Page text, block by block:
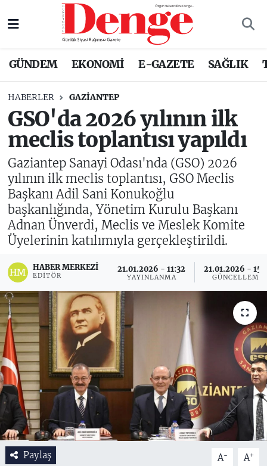
GÜNDEM EKONOMİ E-GAZETE SAĞLIK
HABERLER GAZIANTEP
GSO'da 2026 yılının ilk
meclis toplantısı yapıldı
Gaziantep Sanayi Odası'nda (GSO) 2026
yılının ilk meclis toplantısı, GSO Meclis
Başkanı Adil Sani Konukoğlu
başkanlığında, Yönetim Kurulu Başkanı
Adnan Ünverdi, Meclis ve Meslek Komite
Üyelerinin katılımıyla gerçekleştirildi.
HABER MERKEZI
EDITÖR
21.01.2026 - 11:32
YAYINLANMA
21.01.2026 -
GÜNCELLEME
Paylaş A- A+
Nöbetçi Eczaneler
Trafik Durumu
Süper Lig Puan Durumu ve Fikstür
Tüm Manşetler
Son Dakika Haberleri
Haber Arşivi